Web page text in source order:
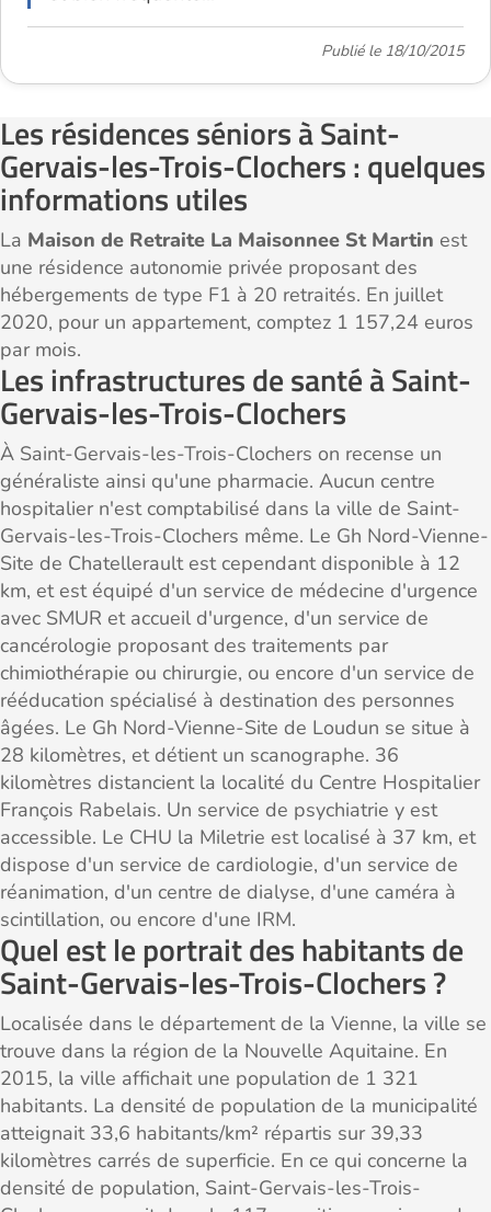
Publié le 18/10/2015
Les résidences séniors à Saint-
Gervais-les-Trois-Clochers : quelques
informations utiles
La Maison de Retraite La Maisonnee St Martin est
une résidence autonomie privée proposant des
hébergements de type F1 à 20 retraités. En juillet
2020, pour un appartement, comptez 1 157,24 euros
par mois.
Les infrastructures de santé à Saint-
Gervais-les-Trois-Clochers
À Saint-Gervais-les-Trois-Clochers on recense un
généraliste ainsi qu'une pharmacie. Aucun centre
hospitalier n'est comptabilisé dans la ville de Saint-
Gervais-les-Trois-Clochers même. Le Gh Nord-Vienne-
Site de Chatellerault est cependant disponible à 12
km, et est équipé d'un service de médecine d'urgence
avec SMUR et accueil d'urgence, d'un service de
cancérologie proposant des traitements par
chimiothérapie ou chirurgie, ou encore d'un service de
rééducation spécialisé à destination des personnes
âgées. Le Gh Nord-Vienne-Site de Loudun se situe à
28 kilomètres, et détient un scanographe. 36
kilomètres distancient la localité du Centre Hospitalier
François Rabelais. Un service de psychiatrie y est
accessible. Le CHU la Miletrie est localisé à 37 km, et
dispose d'un service de cardiologie, d'un service de
réanimation, d'un centre de dialyse, d'une caméra à
scintillation, ou encore d'une IRM.
Quel est le portrait des habitants de
Saint-Gervais-les-Trois-Clochers ?
Localisée dans le département de la Vienne, la ville se
trouve dans la région de la Nouvelle Aquitaine. En
2015, la ville affichait une population de 1 321
habitants. La densité de population de la municipalité
atteignait 33,6 habitants/km² répartis sur 39,33
kilomètres carrés de superficie. En ce qui concerne la
densité de population, Saint-Gervais-les-Trois-